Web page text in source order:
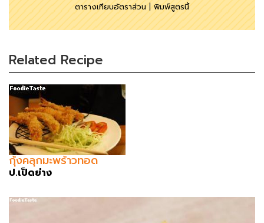
ตารางเทียบอัตราส่วน|พิมพ์สูตรนี้
Related Recipe
กุ้งคลุกมะพร้าวทอด
ป.เป็ดย่าง